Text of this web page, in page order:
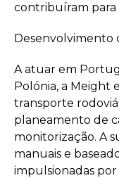
contribuíram para
Desenvolvimento
A atuar em
Polónia, a Meight
transporte
planeamento de
monitorização. A
manuais e
impulsionadas por